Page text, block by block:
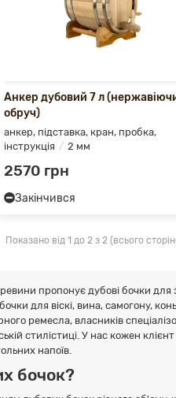
Анкер дубовий 7 л
обруч)
анкер, підставка, кран, пробка,
інструкція
2 мм
2570 грн
Закінчився
Показано від 1 до 2 з 2 (всього
пропонує дубові бочки
для віскі, вина, самогону,
ремесла, власників
стилістиці. У нас кожен
напоїв.
бочок?